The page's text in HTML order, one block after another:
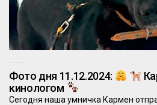
Фото дня 11.12.2024:
кинологом
Сегодня наша умничка Кармен